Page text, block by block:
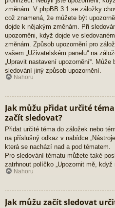
změnám. V phpBB 3.1 se záložky
což znamená, že můžete být
dojde k nějakým změnám. Při
upozorněni, když dojde ve
změnám. Způsob upozornění pro
vašem „Uživatelském panelu“ na
„Upravit nastavení upozornění“.
sledování jiný způsob upozornění.
Nahoru
Jak můžu přidat určité
začít sledovat?
Přidat určité téma do záložek nebo
na příslušný odkaz v nabídce
která se nachází nad a pod tématem.
Pro sledování tématu můžete také
zatrhnout políčko „Upozornit mě, když
Nahoru
Jak můžu začít sledovat